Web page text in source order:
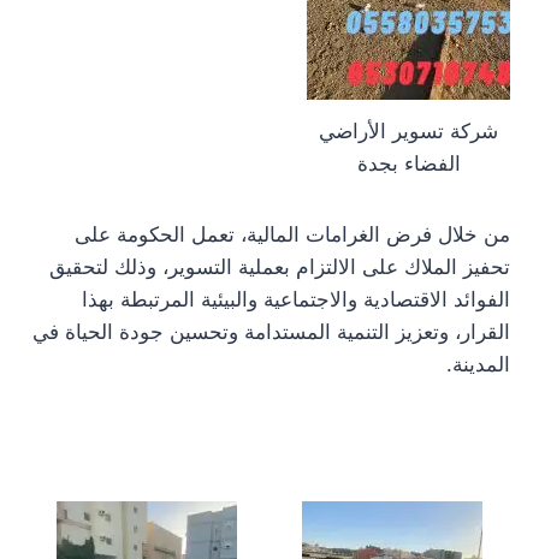
شركة تسوير الأراضي
الفضاء بجدة
من خلال فرض الغرامات المالية، تعمل الحكومة على
تحفيز الملاك على الالتزام بعملية التسوير، وذلك لتحقيق
الفوائد الاقتصادية والاجتماعية والبيئية المرتبطة بهذا
القرار، وتعزيز التنمية المستدامة وتحسين جودة الحياة في
المدينة.